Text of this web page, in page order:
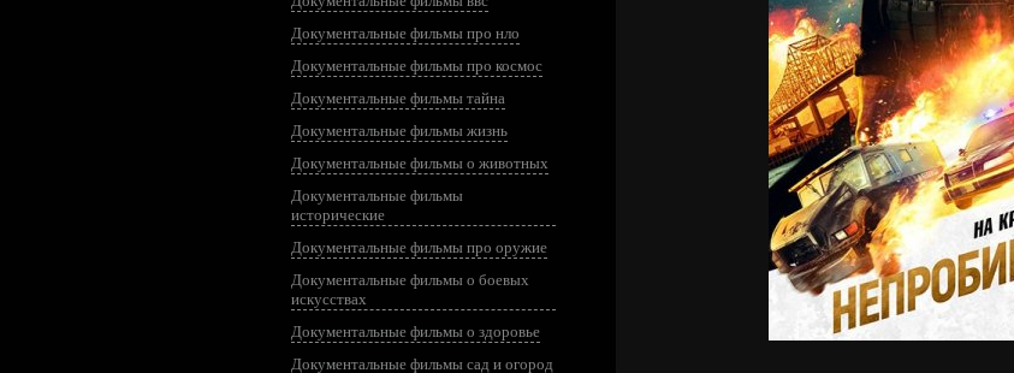
Документальные фильмы про нло
Документальные фильмы про космос
Документальные фильмы тайна
Документальные фильмы жизнь
Документальные фильмы о животных
Документальные фильмы
исторические
Документальные фильмы про оружие
Документальные фильмы о боевых
искусствах
Документальные фильмы о здоровье
Документальные фильмы сад и огород